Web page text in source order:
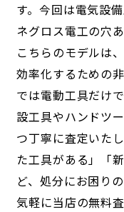
す。今回は電気設
ネグロス電工の穴
こちらのモデルは
効率化するための
では電動工具だけ
設工具やハンドツ
つ丁寧に査定いた
た工具がある」「
ど、処分にお困り
気軽に当店の無料